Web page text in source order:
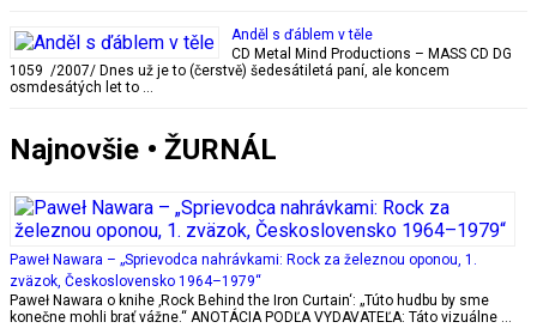
Anděl s ďáblem v těle
CD Metal Mind Productions – MASS CD DG
1059 /2007/ Dnes už je to (čerstvě) šedesátiletá paní, ale koncem
osmdesátých let to …
Najnovšie • ŽURNÁL
Paweł Nawara – „Sprievodca nahrávkami: Rock za železnou oponou, 1.
zväzok, Československo 1964–1979“
Paweł Nawara o knihe ‚Rock Behind the Iron Curtain‘: „Túto hudbu by sme
konečne mohli brať vážne.“ ANOTÁCIA PODĽA VYDAVATEĽA: Táto vizuálne …